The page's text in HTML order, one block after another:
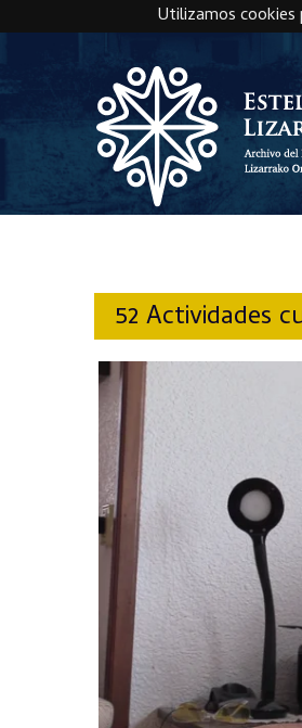
Utilizamos
52 Actividades